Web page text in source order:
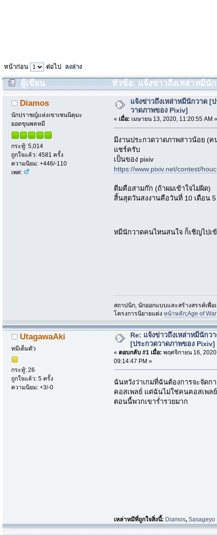
หน้าก่อน ต่อไป ลงล่าง
ผู้เขียน
หัวข้อ: แจ้งข่าวถึงเหล่าหมีนั
2302 ครั้ง)
Diamos
นักปราชญ์แห่งเขาเซนนิคุมะ
ยอดขุนพลหมี
กระทู้: 5,014
ถูกใจแล้ว: 4581 ครั้ง
ความนิยม: +446/-110
เพศ:
แจ้งข่าวถึงเหล่าหมีนักวาด [
วาดภาพของ Pixiv]
« เมื่อ: เมษายน 13, 2020, 11:20:55 AM
มีงานประกวดวาดภาพสาวน้อย (ค
แชร์ครับ
เป็นของ pixiv
https://www.pixiv.net/contest/
ตีมคือสามก๊ก (ถ้าผมเข้าใจไม่ผิด)
สิ้นสุดวันสงงานคือวันที่ 10 เดือน 5
หมีนักวาดคนไหนสนใจ ก็เชิญไป
สถาปนิก, นักออกแบบและสร้างสรรค์เพื่อ
โครงการนิยายแต่งหน้าหลัก;Age of War
UtagawaAki
หมีเต็มตัว
กระทู้: 26
ถูกใจแล้ว: 5 ครั้ง
ความนิยม: +3/-0
Re: แจ้งข่าวถึงเหล่าหมีนักว
[ประกวดวาดภาพของ Pixiv]
« ตอบกลับ #1 เมื่อ: พฤศจิกายน 16,
09:14:47 PM »
ฉันหวังว่าเกมที่ฉันต้องการจะจัด
คอสเพลย์ แต่ฉันไม่ใช่คนคอสเพล
ตอนนี้พวกเขาร่ำรวยมาก
เหล่าหมีที่ถูกใจสิ่งนี้: Diamos,Sasageyo